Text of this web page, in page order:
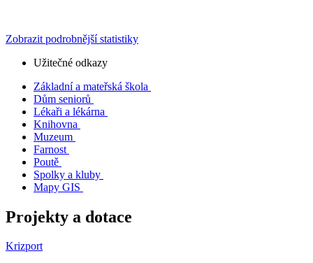
Zobrazit podrobnější statistiky
Užitečné odkazy
Základní a mateřská škola
Dům seniorů
Lékaři a lékárna
Knihovna
Muzeum
Farnost
Poutě
Spolky a kluby
Mapy GIS
Projekty a dotace
Krizport